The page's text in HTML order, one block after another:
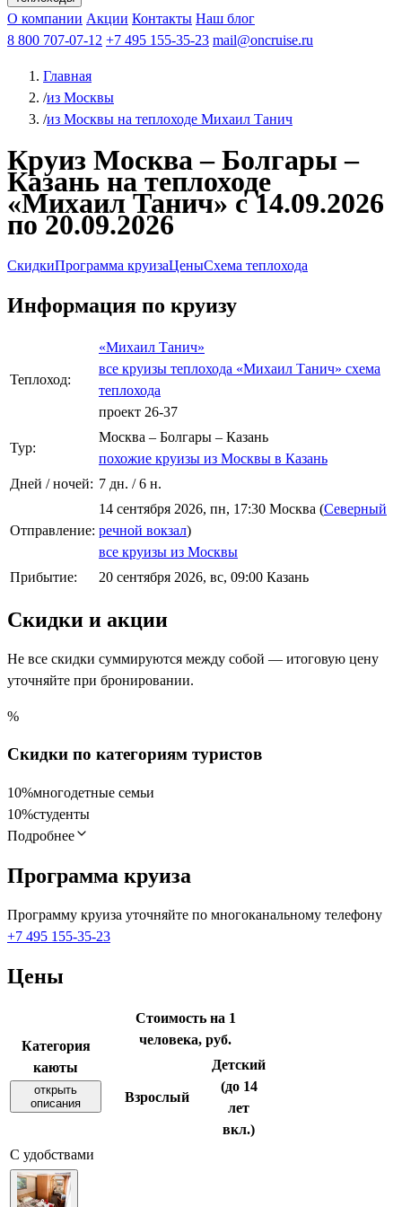
Чебоксарыиз Волгоградаиз Саратова Все города
КазаньВ Нижний НовгородВ ПермьВ Ростов-на-Дону
РыбинскНа СоловкиНа ВалаамПо ОкеПо Енисею
Афанасий Никитин Октябрьская революция
ФединАлександр СвешниковИван
МироновА.С.Попов
О компании Акции Контакты Наш блог
8 800 707-07-12 +7 495 155-35-23 mail@oncruise.ru
Главная
/из Москвы
/из Москвы на теплоходе Михаил Танич
Круиз Москва – Болгары –
Казань на теплоходе
«Михаил Танич» с 14.09.2026
по 20.09.2026
СкидкиПрограмма круизаЦеныСхема теплохода
Информация по круизу
Теплоход:
«Михаил Танич»
все круизы теплохода «Михаил Танич» схема
теплохода
проект 26-37
Тур:
Москва – Болгары – Казань
похожие круизы из Москвы в Казань
Дней / ночей: 7 дн. / 6 н.
Отправление:
14 сентября 2026, пн, 17:30 Москва (Северный
речной вокзал)
все круизы из Москвы
Прибытие:
20 сентября 2026, вс, 09:00 Казань
Скидки и акции
Не все скидки суммируются между собой — итоговую цену
уточняйте при бронировании.
%
Скидки по категориям туристов
10%многодетные семьи
10%студенты
Подробнее
Программа круиза
Программу круиза уточняйте по многоканальному телефону
+7 495 155-35-23
Цены
Категория
каюты
открыть
описания
Стоимость на 1
человека, руб.
Взрослый
Детский
(до 14
лет
вкл.)
С удобствами